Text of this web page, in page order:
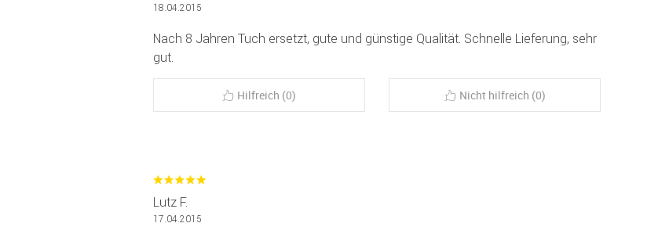
18.04.2015
Nach 8 Jahren Tuch ersetzt, gute und günstige Qualität. Schnelle Lieferung, sehr
gut.
Hilfreich (0) Nicht hilfreich (0)
Lutz F.
17.04.2015